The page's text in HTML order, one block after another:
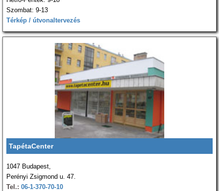
Szombat: 9-13
Térkép / útvonaltervezés
TapétaCenter
1047 Budapest,
Perényi Zsigmond u. 47.
Tel.: 06-1-370-70-10